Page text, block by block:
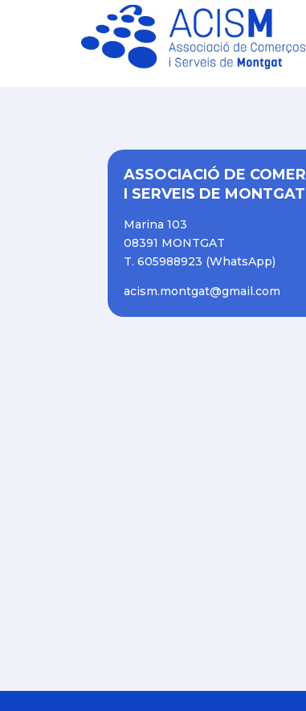
ASSOCIACIÓ DE
I SERVEIS DE MONTGAT
Marina 103
08391 MONTGAT
T. 605988923 (WhatsApp)
acism.montgat@gmail.com